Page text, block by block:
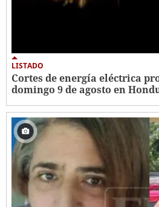
LISTADO
Cortes de energía eléctrica
domingo 9 de agosto en